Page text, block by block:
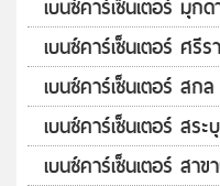
เบนซ์คาร์เซ็นเตอร์ มุก
เบนซ์คาร์เซ็นเตอร์ ศรีร
เบนซ์คาร์เซ็นเตอร์ สก
เบนซ์คาร์เซ็นเตอร์ สร
เบนซ์คาร์เซ็นเตอร์ สา